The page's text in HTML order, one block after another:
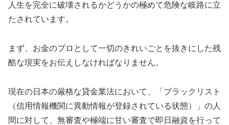
人生を完全に破壊されるかどうかの極めて危険な岐路に立
たされています。
まず、お金のプロとして一切のきれいごとを抜きにした残
酷な現実をお伝えしなければなりません。
現在の日本の厳格な貸金業法において、「ブラックリスト
（信用情報機関に異動情報が登録されている状態）」の人
間に対して、無審査や極端に甘い審査で即日融資を行って